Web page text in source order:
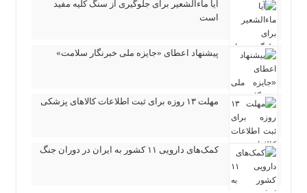
آیا ماءالشعیر برای جلوگیری از سنگ کلیه مفید
است
پیشنهاد اعطای «جایزه ملی خبرنگار سلامت»
مهلت ۱۳ روزه برای ثبت اطلاعات کالاهای پزشکی
کمک‌های دارویی ۱۱ کشور به ایران در دوران جنگ